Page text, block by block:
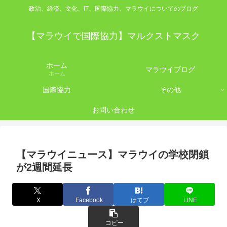
政治、経済、文化、IT、国際協力、マラウイについてのブログ
【マラウイで国際協力】マルクストマスク
ホーム
ホーム マラウイブログ
国際協力 その他
お問い合わせ
【マラウイニュース】マラウイの学校閉鎖
が2週間延長
X Facebook はてブ LINE
コピー